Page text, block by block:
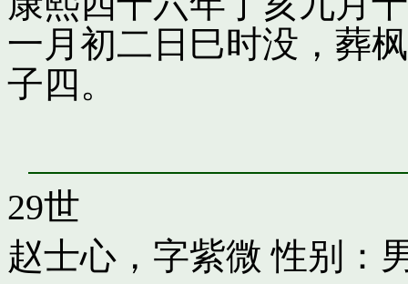
一月初二日巳时没，葬
子四。
29世
赵士心，字紫微 性别：